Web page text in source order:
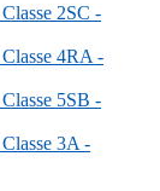
2SC -
4RA -
5SB -
3A -